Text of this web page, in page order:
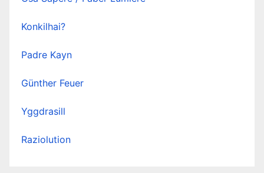
Konkilhai?
Padre Kayn
Günther Feuer
Yggdrasill
Raziolution